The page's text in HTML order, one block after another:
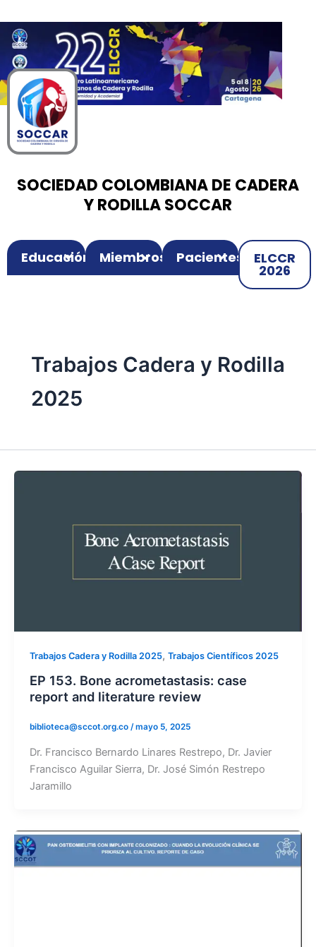
al
contenido
Horas Minutos Segundos
SOCIEDAD COLOMBIANA DE CADERA
Y RODILLA SOCCAR
Educación Miembros Pacientes ELCCR
2026
Trabajos Cadera y Rodilla
2025
Trabajos Cadera y Rodilla 2025, Trabajos Científicos 2025
EP 153. Bone acrometastasis: case
report and literature review
biblioteca@sccot.org.co /mayo 5, 2025
Dr. Francisco Bernardo Linares Restrepo, Dr. Javier
Francisco Aguilar Sierra, Dr. José Simón Restrepo
Jaramillo